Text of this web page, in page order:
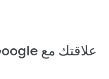
علاقتك مع Google